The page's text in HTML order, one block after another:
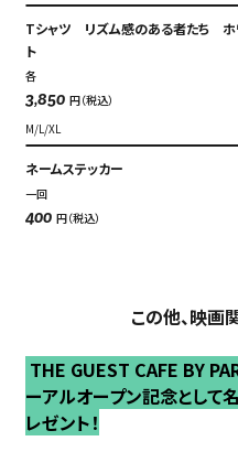
Tシャツ リズム感のある者たち ホ
ト
各
3,850 円（税込）
M/L/XL
ネームステッカー
一回
400 円（税込）
この他、映画
THE GUEST CAFE BY
ーアルオープン記念として
レゼント！